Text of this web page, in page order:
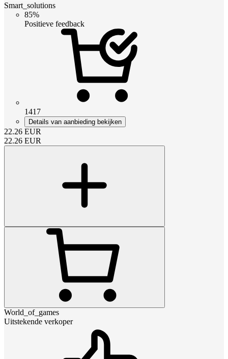
Smart_solutions
85%
Positieve feedback
1417
Details van aanbieding bekijken
22.26 EUR
22.26 EUR
World_of_games
Uitstekende verkoper